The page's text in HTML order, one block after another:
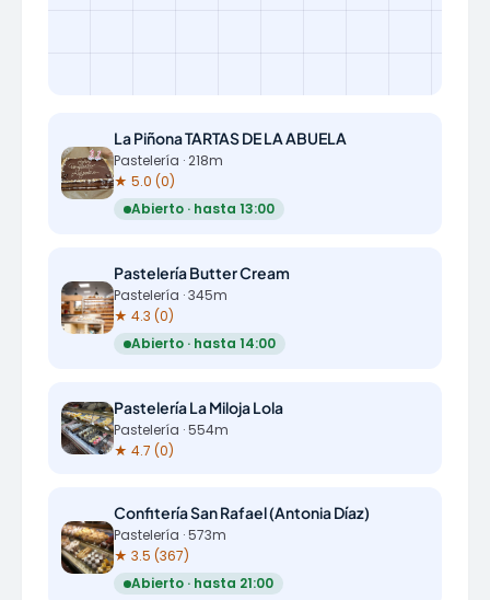
La Piñona TARTAS DE LA ABUELA
Pastelería · 218m
★ 5.0 (0)
Abierto · hasta 13:00
Pastelería Butter Cream
Pastelería · 345m
★ 4.3 (0)
Abierto · hasta 14:00
Pastelería La Miloja Lola
Pastelería · 554m
★ 4.7 (0)
Confitería San Rafael (Antonia Díaz)
Pastelería · 573m
★ 3.5 (367)
Abierto · hasta 21:00